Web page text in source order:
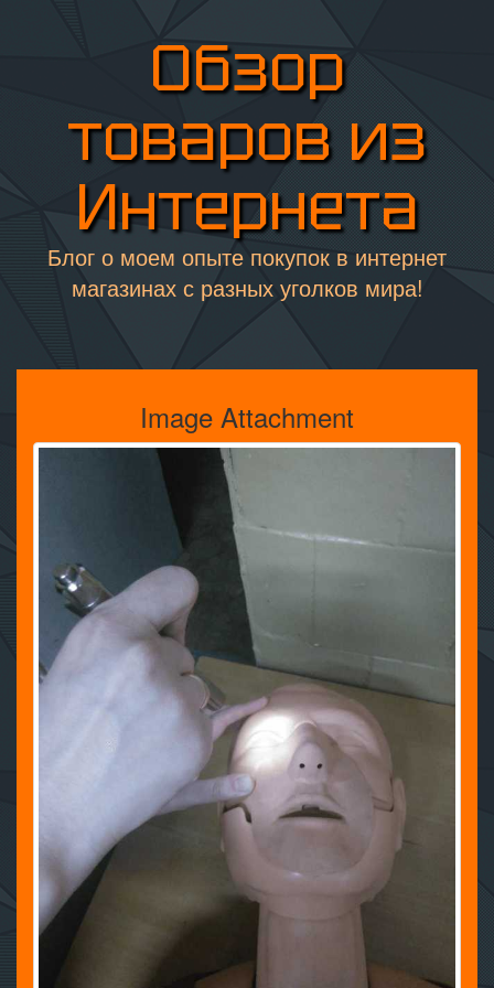
Обзор
товаров из
Интернета
Блог о моем опыте покупок в интернет
магазинах с разных уголков мира!
Image Attachment